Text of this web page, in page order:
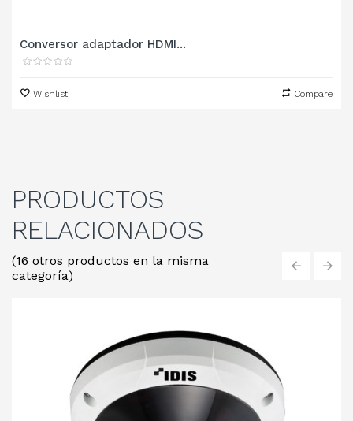
Conversor adaptador HDMI...
Wishlist Compare
PRODUCTOS
RELACIONADOS
(16 otros productos en la misma
categoría)